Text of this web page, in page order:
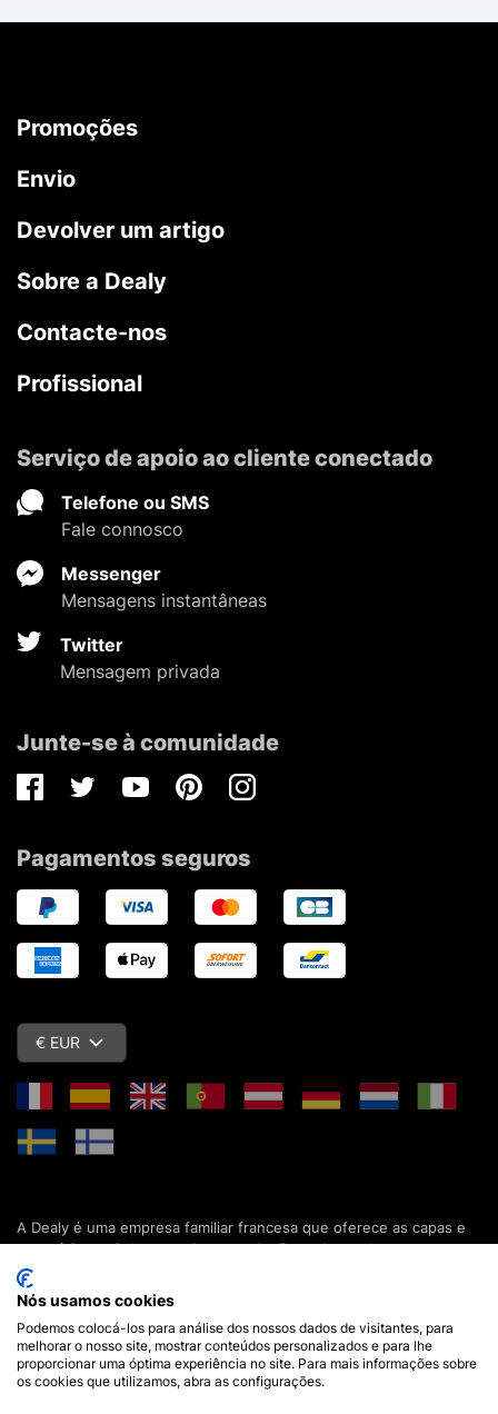
Promoções
Envio
Devolver um artigo
Sobre a Dealy
Contacte-nos
Profissional
Serviço de apoio ao cliente conectado
Telefone ou SMS
Fale connosco
Messenger
Mensagens instantâneas
Twitter
Mensagem privada
Junte-se à comunidade
FacebookTwitterYoutubePinterestInstagram
Pagamentos seguros
€ EUR
A Dealy é uma empresa familiar francesa que oferece as capas e
acessórios mais baratos do mercado. Descubra todas as nossas
colecções de capas, estojos, protecções de ecrã e acessórios
para o seu smartphone, tablet, computador ou relógio conectado.
Desde 2012, apresentamos novidades todos os dias para lhe
oferecer ainda mais opções de escolha. Mais de 600.000 clientes
em França e em todo o mundo já confiam na Dealy. Se tiver
alguma pergunta, a nossa equipa está disponível 7 dias por
Nós usamos cookies
Podemos colocá-los para análise dos nossos dados de visitantes, para
melhorar o nosso site, mostrar conteúdos personalizados e para lhe
proporcionar uma óptima experiência no site. Para mais informações sobre
os cookies que utilizamos, abra as configurações.